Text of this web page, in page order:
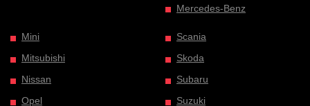
Mercedes-Benz
Mini
Mitsubishi
Nissan
Opel
Scania
Skoda
Subaru
Suzuki